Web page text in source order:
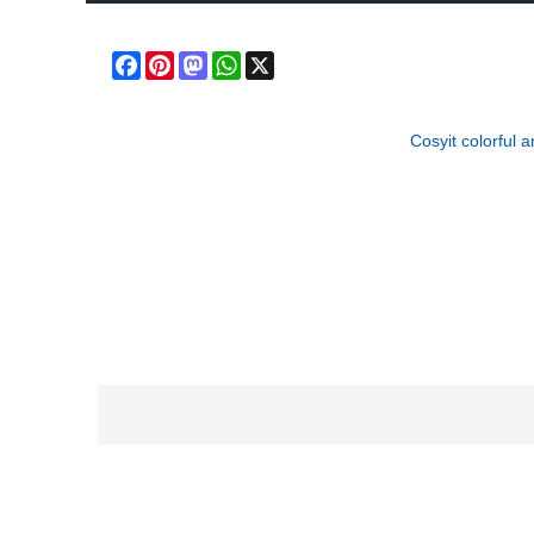
FacebookPinterest
Mastodon
WhatsApp X
Cosyit colorful